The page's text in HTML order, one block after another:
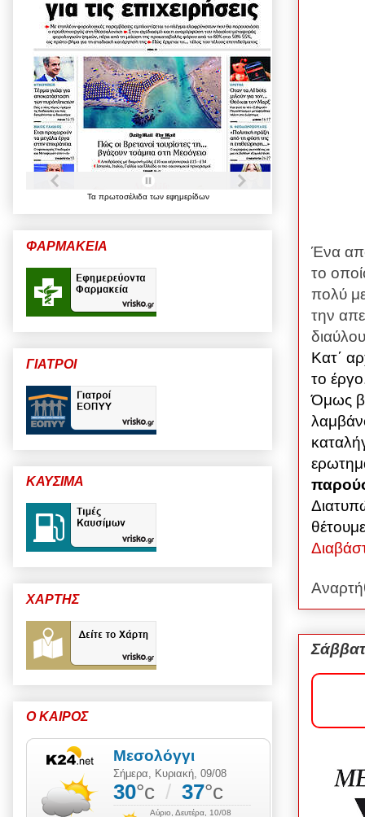
Ένα
το
πολύ
την
Κατ΄
το
Όμως
Τα πρωτοσέλιδα των εφημερίδων
ΦΑΡΜΑΚΕΙΑ
ΓΙΑΤΡΟΙ
ΚΑΥΣΙΜΑ
ΧΑΡΤΗΣ
Ο ΚΑΙΡΟΣ